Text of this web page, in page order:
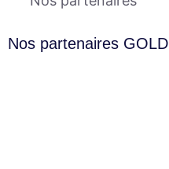
Nos partenaires GOLD